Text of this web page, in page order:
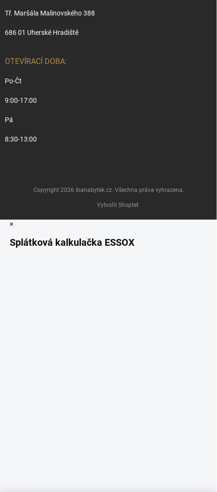
Tř. Maršála Malinovského 388
686 01 Uherské Hradiště
OTEVÍRACÍ DOBA:
Po-Čt
9:00-17:00
Pá
8:30-13:00
Vytvořil Shoptet
Copyright 2026 ibanabytek.cz. Všechna práva vyhrazena.
×
Splátková kalkulačka ESSOX